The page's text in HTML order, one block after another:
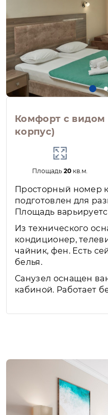
Комфорт с
корпус)
Площадь20 кв.м.
Просторный номер
подготовлен для
Площадь
Из технического
кондиционер,
чайник, фен. Есть
белья.
Санузел оснащен
кабиной. Работает